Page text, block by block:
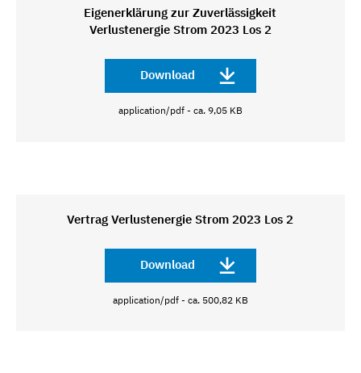
Eigenerklärung zur Zuverlässigkeit
Verlustenergie Strom 2023 Los 2
Download
application/pdf - ca. 9,05 KB
Vertrag Verlustenergie Strom 2023 Los 2
Download
application/pdf - ca. 500,82 KB